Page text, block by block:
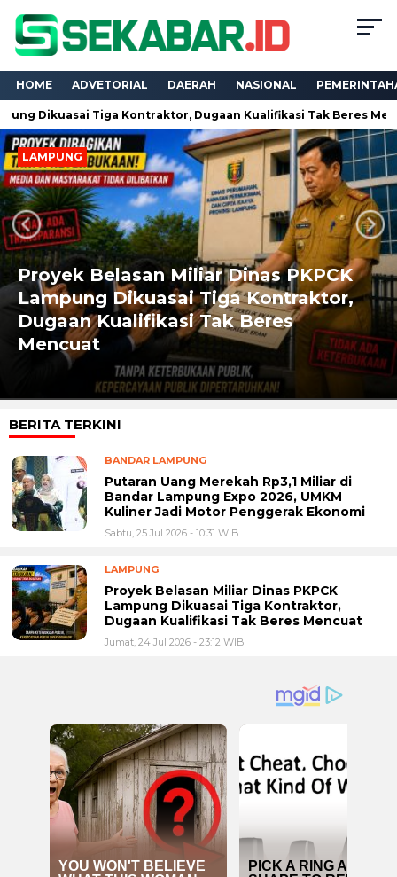
HOME ADVETORIAL DAERAH NASIONAL
Tiga Kontraktor, Dugaan Kualifikasi Tak Beres Mencuat
LAMPUNG
Proyek Belasan Miliar Dinas PKPCK
Lampung Dikuasai Tiga Kontraktor,
Dugaan Kualifikasi Tak Beres
Mencuat
Previous Next
BERITA TERKINI
BANDAR LAMPUNG
Putaran Uang Merekah Rp3,1 Miliar di
Bandar Lampung Expo 2026, UMKM
Kuliner Jadi Motor Penggerak Ekonomi
Sabtu, 25 Jul 2026 - 10:31 WIB
LAMPUNG
Proyek Belasan Miliar Dinas PKPCK
Lampung Dikuasai Tiga Kontraktor,
Dugaan Kualifikasi Tak Beres Mencuat
Jumat, 24 Jul 2026 - 23:12 WIB